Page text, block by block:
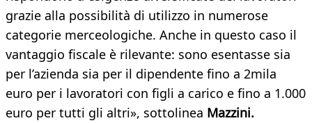
grazie alla possibilità di utilizzo in numerose
categorie merceologiche. Anche in questo caso il
vantaggio fiscale è rilevante: sono esentasse sia
per l’azienda sia per il dipendente fino a 2mila
euro per i lavoratori con figli a carico e fino a 1.000
euro per tutti gli altri», sottolinea Mazzini.